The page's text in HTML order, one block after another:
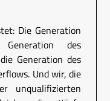
Die Generation
des
Generation des
Und wir, die
unqualifizierten